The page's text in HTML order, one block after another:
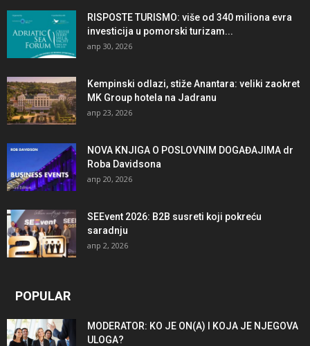
RISPOSTE TURISMO: više od 340 miliona evra
investicija u pomorski turizam...
апр 30, 2026
Kempinski odlazi, stiže Anantara: veliki zaokret
MK Group hotela na Jadranu
апр 23, 2026
NOVA KNJIGA O POSLOVNIM DOGAĐAJIMA dr
Roba Davidsona
апр 20, 2026
SEEvent 2026: B2B susreti koji pokreću
saradnju
апр 2, 2026
POPULAR
MODERATOR: KO JE ON(A) I KOJA JE NJEGOVA
ULOGA?